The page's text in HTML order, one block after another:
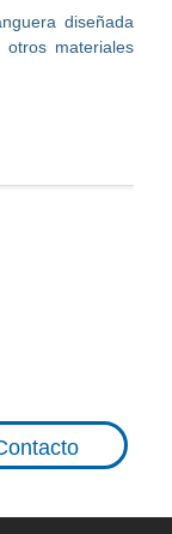
diseñada
materiales